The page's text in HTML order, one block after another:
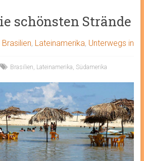
schönsten Strände
Brasilien, Lateinamerika, Unterwegs in
Brasilien, Lateinamerika, Südamerika